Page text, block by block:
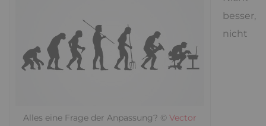
Alles eine Frage der Anpassung? © Vector
besser,
nicht